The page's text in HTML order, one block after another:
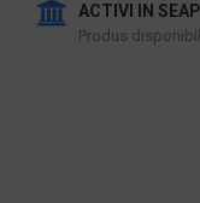
ACTIVI IN SEAP
Produs